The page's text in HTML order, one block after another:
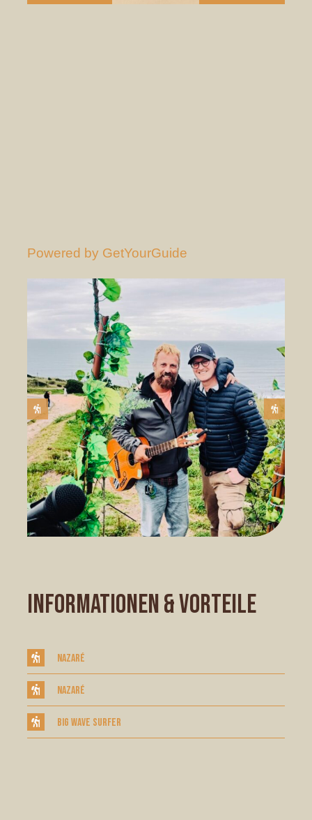
Powered by GetYourGuide
INFORMATIONEN & VORTEILE
Nazaré
Nazaré
Big Wave Surfer